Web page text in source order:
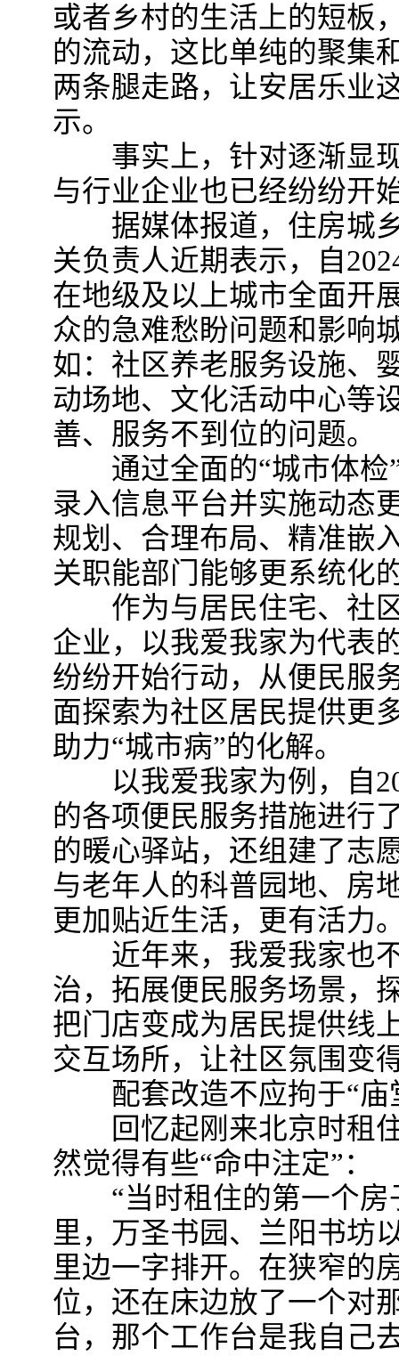
或者乡村的生活上的短板
的流动，这比单纯的聚集
两条腿走路，让安居乐业
示。
事实上，针对逐渐显现
与行业企业也已经纷纷开
据媒体报道，住房城乡
关负责人近期表示，自
在地级及以上城市全面开
众的急难愁盼问题和影响
如：社区养老服务设施、
动场地、文化活动中心等
善、服务不到位的问题。
通过全面的“城市体检”
录入信息平台并实施动态
规划、合理布局、精准嵌
关职能部门能够更系统化
作为与居民住宅、社区
企业，以我爱我家为代表
纷纷开始行动，从便民服
面探索为社区居民提供更
助力“城市病”的化解。
以我爱我家为例，自
的各项便民服务措施进行
的暖心驿站，还组建了志
与老年人的科普园地、房
更加贴近生活，更有活力
近年来，我爱我家也不
治，拓展便民服务场景，
把门店变成为居民提供线
交互场所，让社区氛围变
配套改造不应拘于“庙
回忆起刚来北京时租住
然觉得有些“命中注定”：
“当时租住的第一个房
里，万圣书园、兰阳书坊
里边一字排开。在狭窄的
位，还在床边放了一个对
台，那个工作台是我自己